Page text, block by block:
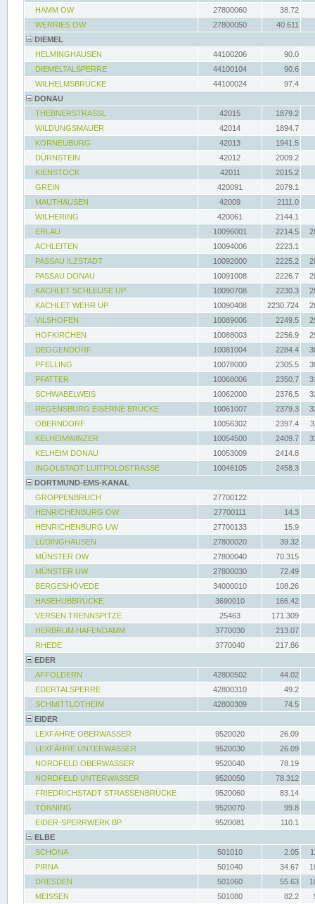
HAMM OW
27800060
38.72
WERRIES OW
27800050
40.611
DIEMEL
HELMINGHAUSEN
44100206
90.0
DIEMELTALSPERRE
44100104
90.6
WILHELMSBRÜCKE
44100024
97.4
DONAU
THEBNERSTRASSL
42015
1879.2
WILDUNGSMAUER
42014
1894.7
KORNEUBURG
42013
1941.5
DÜRNSTEIN
42012
2009.2
KIENSTOCK
42011
2015.2
GREIN
420091
2079.1
MAUTHAUSEN
42009
2111.0
WILHERING
420061
2144.1
ERLAU
10096001 2214.5
ACHLEITEN
10094006
2223.1
PASSAU ILZSTADT
10092000 2225.2
PASSAU DONAU
10091008 2226.7
KACHLET SCHLEUSE UP
10090708 2230.3
KACHLET WEHR UP
10090408 2230.724
VILSHOFEN
10089006 2249.5
HOFKIRCHEN
10088003 2256.9
DEGGENDORF
10081004 2284.4
PFELLING
10078000 2305.5
PFATTER
10068006 2350.7
SCHWABELWEIS
10062000 2376.5
REGENSBURG EISERNE BRÜCKE
10061007 2379.3
OBERNDORF
10056302 2397.4
KELHEIMWINZER
10054500 2409.7
KELHEIM DONAU
10053009
2414.8
INGOLSTADT LUITPOLDSTRASSE
10046105
2458.3
DORTMUND-EMS-KANAL
GROPPENBRUCH
27700122
HENRICHENBURG OW
27700111
14.3
HENRICHENBURG UW
27700133
15.9
LÜDINGHAUSEN
27800020
39.32
MÜNSTER OW
27800040
70.315
MÜNSTER UW
27800030
72.49
BERGESHÖVEDE
34000010
108.26
HASEHUBBRÜCKE
3690010
166.42
VERSEN TRENNSPITZE
25463
171.309
HERBRUM HAFENDAMM
3770030
213.07
RHEDE
3770040
217.86
EDER
AFFOLDERN
42800502
44.02
EDERTALSPERRE
42800310
49.2
SCHMITTLOTHEIM
42800309
74.5
EIDER
LEXFÄHRE OBERWASSER
9520020
26.09
LEXFÄHRE UNTERWASSER
9520030
26.09
NORDFELD OBERWASSER
9520040
78.19
NORDFELD UNTERWASSER
9520050
78.312
FRIEDRICHSTADT STRASSENBRÜCKE
9520060
83.14
TÖNNING
9520070
99.8
EIDER-SPERRWERK BP
9520081
110.1
ELBE
SCHÖNA
501010 2.05
PIRNA
501040 34.67
DRESDEN
501060 55.63
MEISSEN
501080 82.2